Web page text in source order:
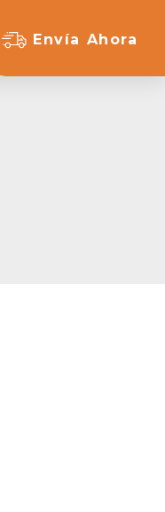
Envía Ahora